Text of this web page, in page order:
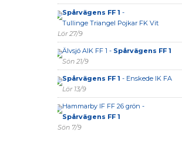
Spårvägens FF 1 -
Tullinge Triangel Pojkar FK Vit
Lör 27/9
Älvsjö AIK FF 1 - Spårvägens FF 1
Sön 21/9
Spårvägens FF 1 - Enskede IK FA
Lör 13/9
Hammarby IF FF 26 grön -
Spårvägens FF 1
Sön 7/9